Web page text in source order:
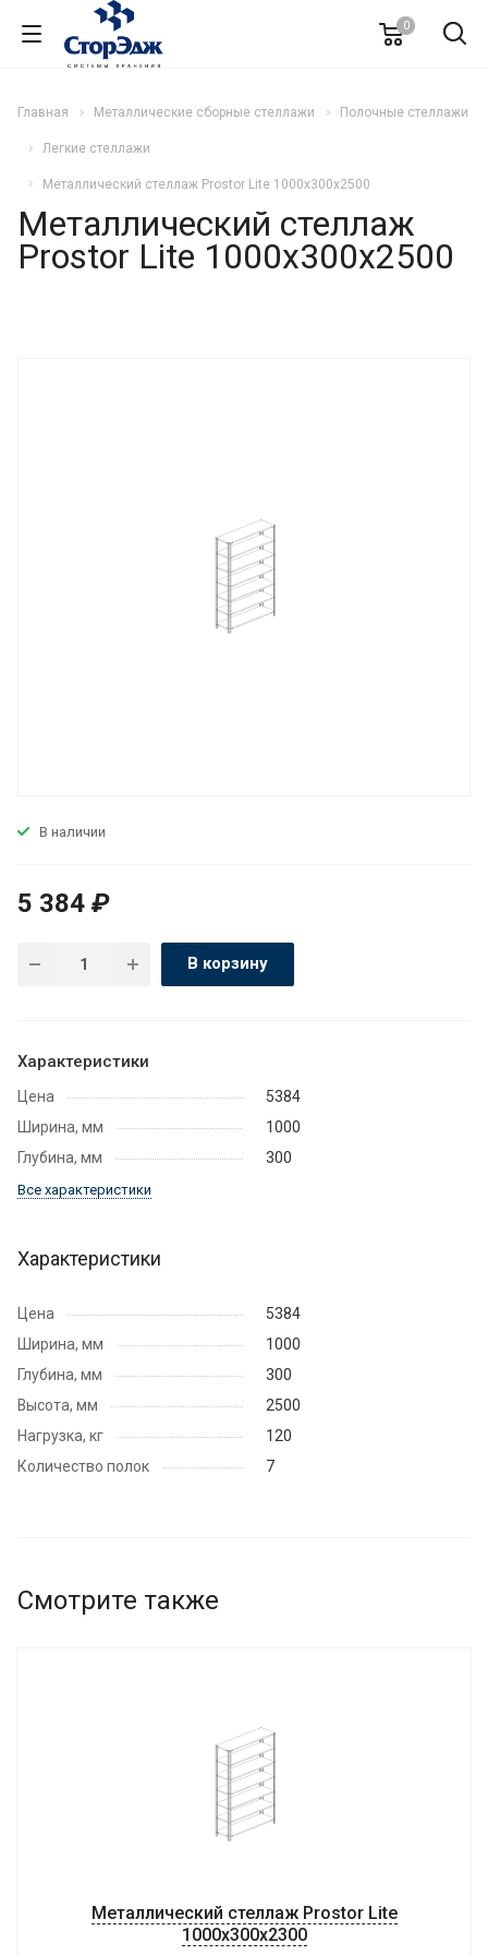
0
Главная Металлические сборные стеллажи Полочные стеллажи
Легкие стеллажи
Металлический стеллаж Prostor Lite 1000x300x2500
Металлический стеллаж
Prostor Lite 1000x300x2500
В наличии
5 384 ₽
В корзину
Характеристики
Цена
5384
Ширина, мм
1000
Глубина, мм
300
Все характеристики
Характеристики
Цена
5384
Ширина, мм
1000
Глубина, мм
300
Высота, мм
2500
Нагрузка, кг
120
Количество полок
7
Смотрите также
Металлический стеллаж Prostor Lite
1000x300x2300